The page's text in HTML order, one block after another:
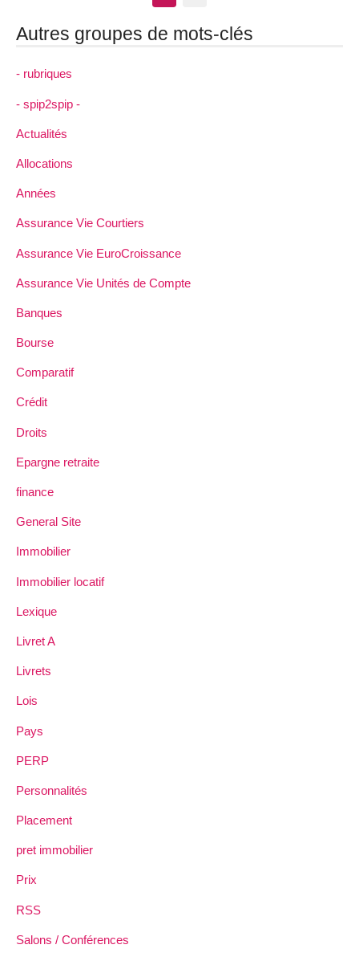
Autres groupes de mots-clés
- rubriques
- spip2spip -
Actualités
Allocations
Années
Assurance Vie Courtiers
Assurance Vie EuroCroissance
Assurance Vie Unités de Compte
Banques
Bourse
Comparatif
Crédit
Droits
Epargne retraite
finance
General Site
Immobilier
Immobilier locatif
Lexique
Livret A
Livrets
Lois
Pays
PERP
Personnalités
Placement
pret immobilier
Prix
RSS
Salons / Conférences